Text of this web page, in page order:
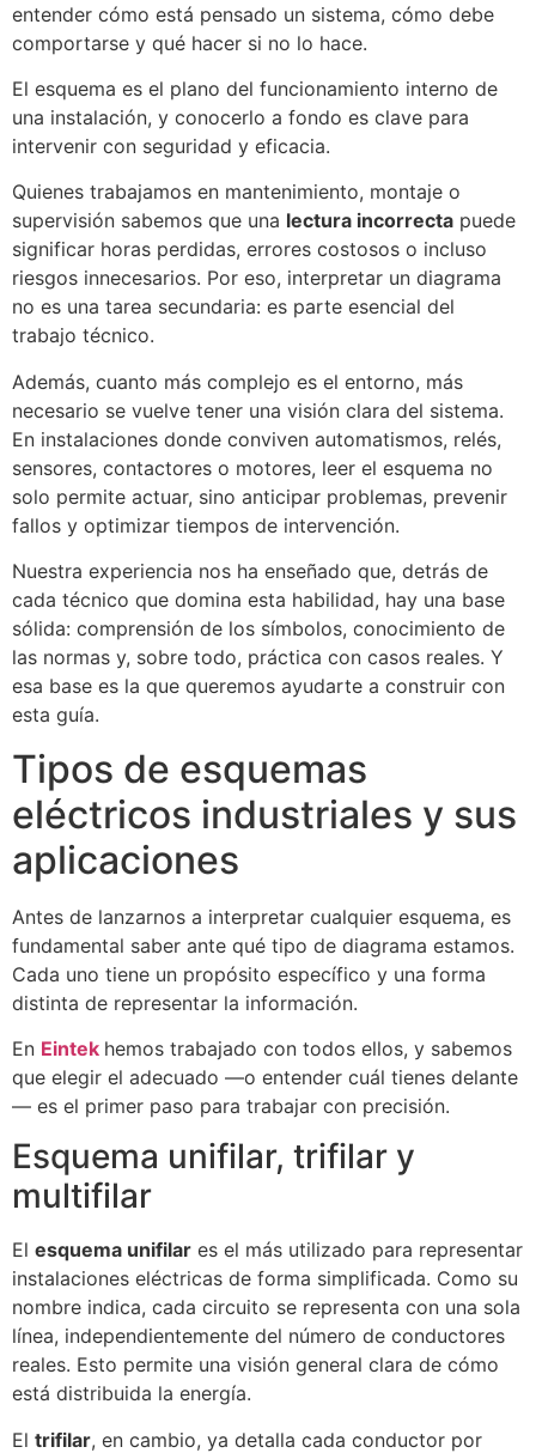
entender cómo está pensado un sistema, cómo debe
comportarse y qué hacer si no lo hace.
El esquema es el plano del funcionamiento interno de
una instalación, y conocerlo a fondo es clave para
intervenir con seguridad y eficacia.
Quienes trabajamos en mantenimiento, montaje o
supervisión sabemos que una lectura incorrecta puede
significar horas perdidas, errores costosos o incluso
riesgos innecesarios. Por eso, interpretar un diagrama
no es una tarea secundaria: es parte esencial del
trabajo técnico.
Además, cuanto más complejo es el entorno, más
necesario se vuelve tener una visión clara del sistema.
En instalaciones donde conviven automatismos, relés,
sensores, contactores o motores, leer el esquema no
solo permite actuar, sino anticipar problemas, prevenir
fallos y optimizar tiempos de intervención.
Nuestra experiencia nos ha enseñado que, detrás de
cada técnico que domina esta habilidad, hay una base
sólida: comprensión de los símbolos, conocimiento de
las normas y, sobre todo, práctica con casos reales. Y
esa base es la que queremos ayudarte a construir con
esta guía.
Tipos de esquemas
eléctricos industriales y sus
aplicaciones
Antes de lanzarnos a interpretar cualquier esquema, es
fundamental saber ante qué tipo de diagrama estamos.
Cada uno tiene un propósito específico y una forma
distinta de representar la información.
En Eintek hemos trabajado con todos ellos, y sabemos
que elegir el adecuado —o entender cuál tienes delante
— es el primer paso para trabajar con precisión.
Esquema unifilar, trifilar y
multifilar
El esquema unifilar es el más utilizado para representar
instalaciones eléctricas de forma simplificada. Como su
nombre indica, cada circuito se representa con una sola
línea, independientemente del número de conductores
reales. Esto permite una visión general clara de cómo
está distribuida la energía.
El trifilar, en cambio, ya detalla cada conductor por